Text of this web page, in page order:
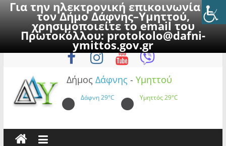
Για την ηλεκτρονική επικοινωνία με
τον Δήμο Δάφνης–Υμηττού,
χρησιμοποιείτε το email του
Πρωτοκόλλου:protokolo@dafni-
ymittos.gov.gr
to
Δευτέρα, 10 Αυγούστου 2026
Δήμος Δάφνης - Υμηττού
Δάφνη29°C Υμηττός29°C